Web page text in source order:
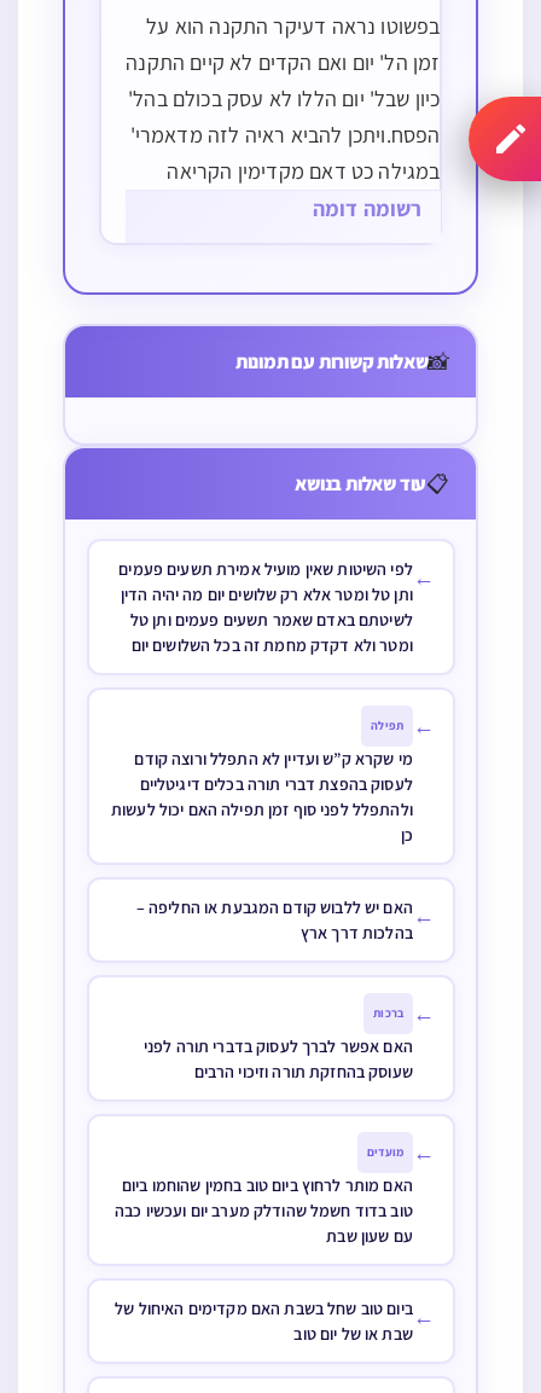
בפשוטו נראה דעיקר התקנה הוא על
זמן הל' יום ואם הקדים לא קיים התקנה
כיון שבל' יום הללו לא עסק בכולם בהל'
הפסח.ויתכן להביא ראיה לזה מדאמרי'
במגילה כט דאם מקדימין הקריאה
דשקלים ל' יום לפני נתינת השקלים
רשומה דומה
📸שאלות קשורות עם תמונות
טוב בבית
בעלה שאוכל
בבית צריך
להדליק נרות
יום טוב
📋עוד שאלות בנושא
←לפי השיטות שאין מועיל אמירת תשעים פעמים
ותן טל ומטר אלא רק שלושים יום מה יהיה הדין
לשיטתם באדם שאמר תשעים פעמים ותן טל
ומטר ולא דקדק מחמת זה בכל השלושים יום
← תפילה
מי שקרא ק”ש ועדיין לא התפלל ורוצה קודם
לעסוק בהפצת דברי תורה בכלים דיגיטליים
ולהתפלל לפני סוף זמן תפילה האם יכול לעשות
כן
← האם יש ללבוש קודם המגבעת או החליפה –
בהלכות דרך ארץ
← ברכות
האם אפשר לברך לעסוק בדברי תורה לפני
שעוסק בהחזקת תורה וזיכוי הרבים
← מועדים
האם מותר לרחוץ ביום טוב בחמין שהוחמו ביום
טוב בדוד חשמל שהודלק מערב יום ועכשיו כבה
עם שעון שבת
←ביום טוב שחל בשבת האם מקדימים האיחול של
שבת או של יום טוב